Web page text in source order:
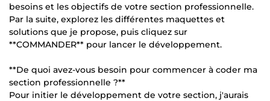
besoins et les objectifs de votre section professionnelle.
Par la suite, explorez les différentes maquettes et
solutions que je propose, puis cliquez sur
**COMMANDER** pour lancer le développement.
**De quoi avez-vous besoin pour commencer à coder ma
section professionnelle ?**
Pour initier le développement de votre section, j'aurais